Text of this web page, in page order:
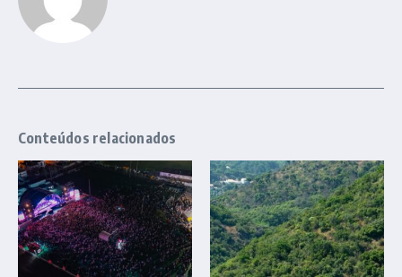
Conteúdos relacionados